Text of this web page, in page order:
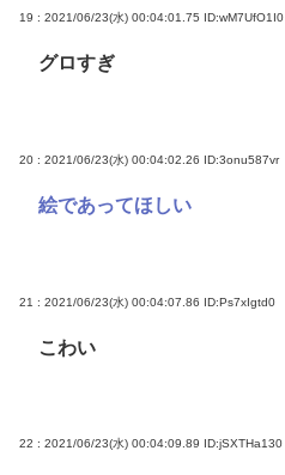
19 : 2021/06/23(水) 00:04:01.75 ID:wM7UfO1I0
グロすぎ
20 : 2021/06/23(水) 00:04:02.26 ID:3onu587vr
絵であってほしい
21 : 2021/06/23(水) 00:04:07.86 ID:Ps7xIgtd0
こわい
22 : 2021/06/23(水) 00:04:09.89 ID:jSXTHa130